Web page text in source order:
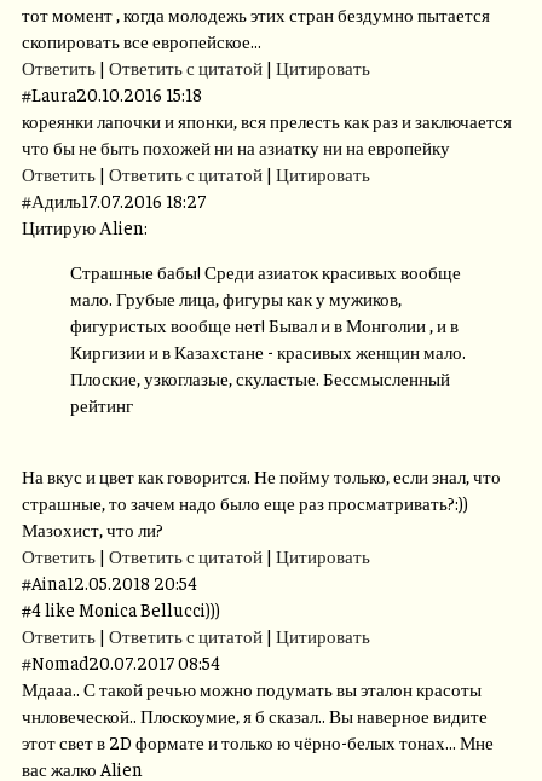
тот момент , когда молодежь этих стран бездумно пытается
скопировать все европейское...
Ответить | Ответить с цитатой | Цитировать
#Laura20.10.2016 15:18
кореянки лапочки и японки, вся прелесть как раз и заключается
что бы не быть похожей ни на азиатку ни на европейку
Ответить | Ответить с цитатой | Цитировать
#Адиль17.07.2016 18:27
Цитирую Аlien:
Страшные бабы! Среди азиаток красивых вообще
мало. Грубые лица, фигуры как у мужиков,
фигуристых вообще нет! Бывал и в Монголии , и в
Киргизии и в Казахстане - красивых женщин мало.
Плоские, узкоглазые, скуластые. Бессмысленный
рейтинг
На вкус и цвет как говорится. Не пойму только, если знал, что
страшные, то зачем надо было еще раз просматривать?:))
Мазохист, что ли?
Ответить | Ответить с цитатой | Цитировать
#Aina12.05.2018 20:54
#4 like Monica Bellucci)))
Ответить | Ответить с цитатой | Цитировать
#Nomad20.07.2017 08:54
Мдааа.. С такой речью можно подумать вы эталон красоты
чнловеческой.. Плоскоумие, я б сказал.. Вы наверное видите
этот свет в 2D формате и только ю чёрно-белых тонах... Мне
вас жалко Alien